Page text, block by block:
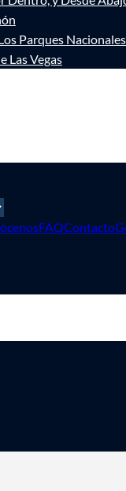
Parques
Las Vegas
FAQContacto